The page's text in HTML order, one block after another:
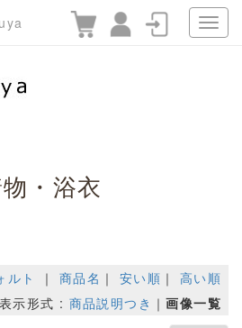
・浴衣
ルト ｜ 商品名 ｜ 安い順 ｜ 高い順
表示形式 : 商品説明つき ｜画像一覧